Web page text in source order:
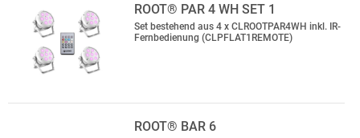
ROOT® PAR 4 WH SET 1
Set bestehend aus 4 x CLROOTPAR4WH inkl. IR-
Fernbedienung (CLPFLAT1REMOTE)
ROOT® BAR 6